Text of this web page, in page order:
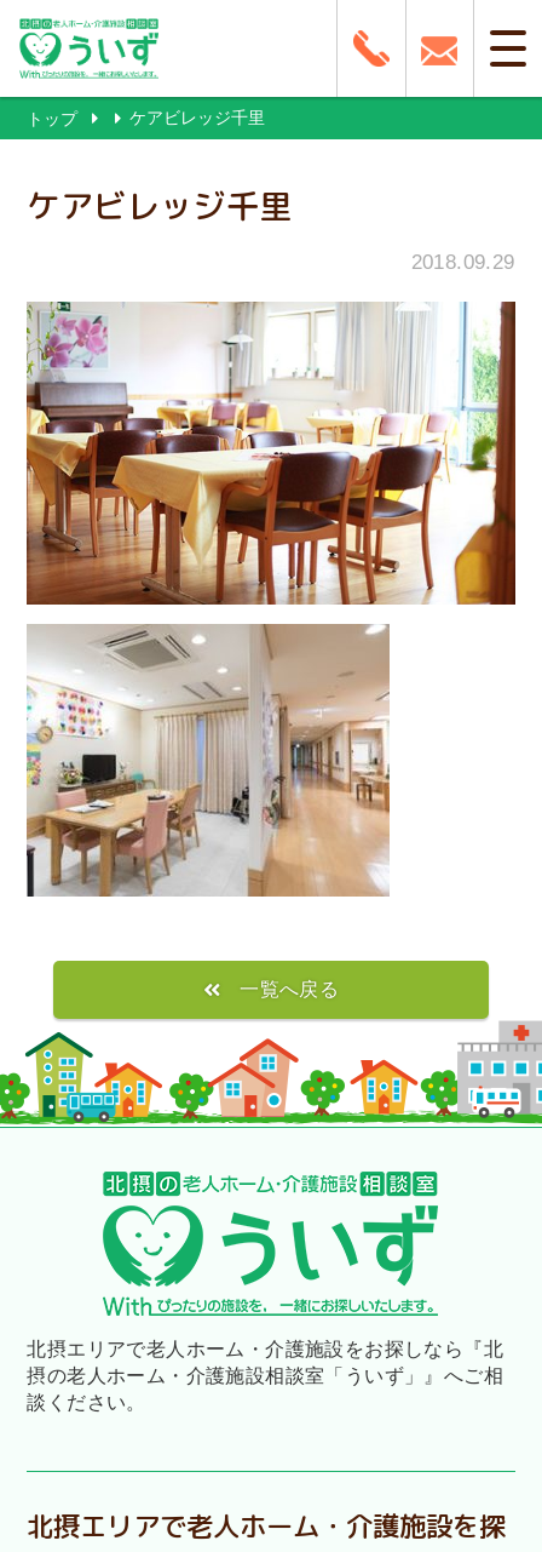
トップ ケアビレッジ千里
ケアビレッジ千里
2018.09.29
一覧へ戻る
北摂エリアで老人ホーム・介護施設をお探しなら
『北
摂の老人ホーム・介護施設相談室「ういず」』へご相
談ください。
北摂エリアで老人ホーム・介護施設を探